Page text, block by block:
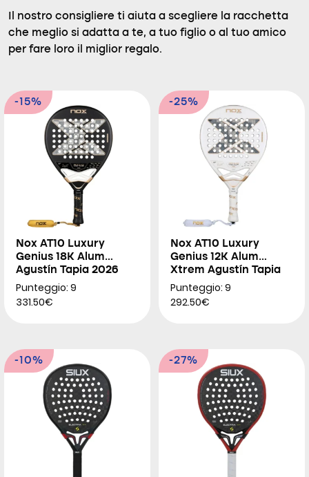
Il nostro consigliere ti aiuta a scegliere la racchetta
che meglio si adatta a te, a tuo figlio o al tuo amico
per fare loro il miglior regalo.
-15%
Nox AT10 Luxury
Genius 18K Alum
Agustín Tapia 2026
Punteggio: 9
331.50€
-25%
Nox AT10 Luxury
Genius 12K Alum
Xtrem Agustín Tapia
2026
Punteggio: 9
292.50€
-10% -27%